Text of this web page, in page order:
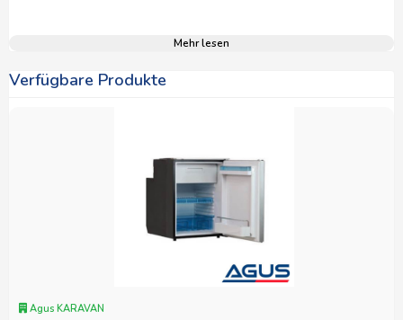
Mehr lesen
Verfügbare Produkte
Agus KARAVAN